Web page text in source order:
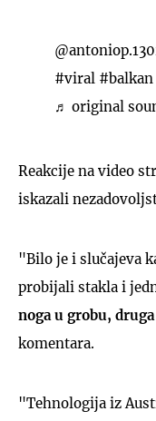
#viral #balkan
♬ original
Reakcije na video
iskazali
"Bilo je i slučajeva
probijali stakla i
noga u grobu,
komentara.
"Tehnologija iz